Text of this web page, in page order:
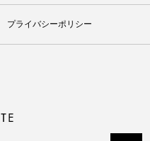
プライバシーポリシー